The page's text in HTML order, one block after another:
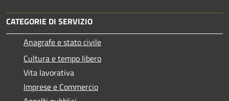
CATEGORIE DI SERVIZIO
Anagrafe e stato civile
Cultura e tempo libero
Vita lavorativa
Imprese e Commercio